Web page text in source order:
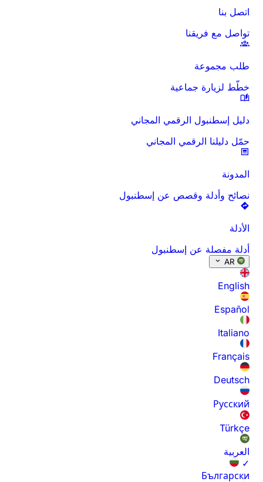
اتصل بنا
تواصل مع فريقنا
طلب مجموعة
خطّط لزيارة جماعية
دليل إسطنبول الرقمي المجاني
حمّل دليلنا الرقمي المجاني
المدونة
نصائح وأدلة وقصص عن إسطنبول
الأدلة
أدلة مفصلة عن إسطنبول
AR
English
Español
Italiano
Français
Deutsch
Русский
Türkçe
العربية
✓
Български